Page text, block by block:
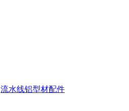
流水线铝型材配件